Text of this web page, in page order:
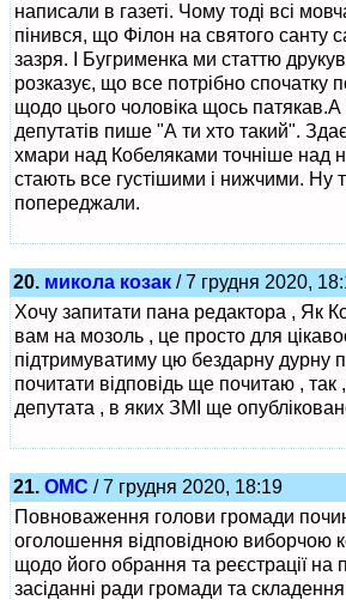
написали в газеті. Чому тоді всі
пінився, що Філон на святого санту
зазря. І Бугрименка ми статтю
розказує, що все потрібно спочатку
щодо цього чоловіка щось
депутатів пише "А ти хто такий".
хмари над Кобеляками точніше над
стають все густішими і нижчими. Ну
попереджали.
20. микола козак / 7 грудня 2020,
Хочу запитати пана редактора , Як
вам на мозоль , це просто для
підтримуватиму цю бездарну дурну
почитати відповідь ще почитаю , так ,
депутата , в яких ЗМІ ще
21. ОМС / 7 грудня 2020, 18:19
Повноваження голови громади
оголошення відповідною виборчою
щодо його обрання та реєстрації на
засіданні ради громади та